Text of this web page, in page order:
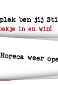
ben jij
in en Win!
Horeca weer